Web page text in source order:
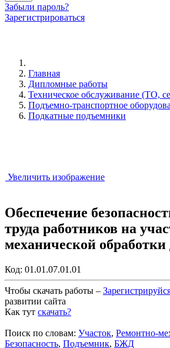
Забыли пароль?
Зарегистрироваться
Главная
Дипломные работы
Техническое обслуживание (ТО,
Подъемно-транспортное
Подкатные подъемники
Увеличить изображение
Обеспечение
труда работников на
механической обработки
Код: 01.01.07.01.01
Чтобы скачать работы –
развитии сайта
Как тут скачать?
Поиск по словам: Участок, Ремонтно-
Безопасность, Подъемник, БЖД